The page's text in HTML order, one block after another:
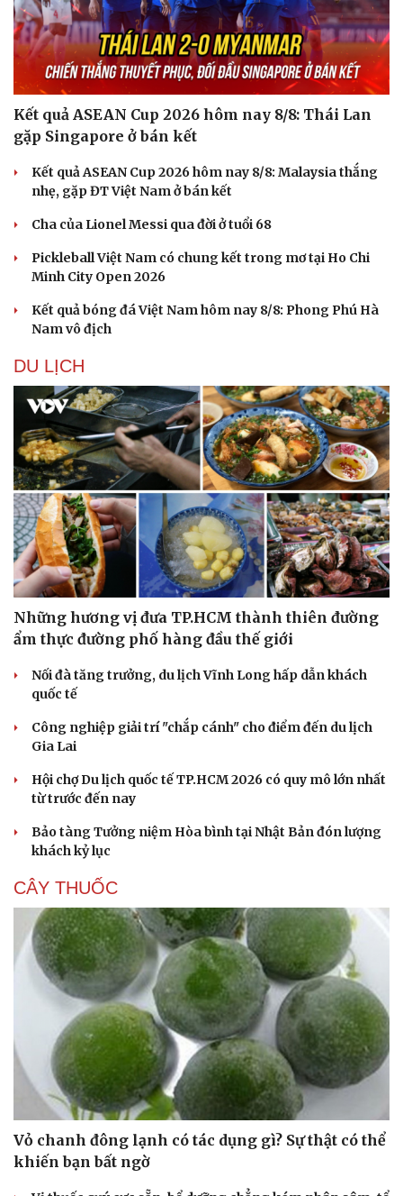
Du lịch
Tư vấn
Săn Tour
check-in
Podcast
Câu chuyện thời sự
Đọc truyện đêm khuya
Cửa sổ tình yêu
Kể chuyện cho bé
Hạt giống tâm hồn
Kết quả ASEAN Cup 2026 hôm nay 8/8: Thái Lan
gặp Singapore ở bán kết
Kết quả ASEAN Cup 2026 hôm nay 8/8: Malaysia thắng
nhẹ, gặp ĐT Việt Nam ở bán kết
Cha của Lionel Messi qua đời ở tuổi 68
Pickleball Việt Nam có chung kết trong mơ tại Ho Chi
Minh City Open 2026
Kết quả bóng đá Việt Nam hôm nay 8/8: Phong Phú Hà
Nam vô địch
DU LỊCH
Những hương vị đưa TP.HCM thành thiên đường
ẩm thực đường phố hàng đầu thế giới
Nối đà tăng trưởng, du lịch Vĩnh Long hấp dẫn khách
quốc tế
Công nghiệp giải trí "chắp cánh" cho điểm đến du lịch
Gia Lai
Hội chợ Du lịch quốc tế TP.HCM 2026 có quy mô lớn nhất
từ trước đến nay
Bảo tàng Tưởng niệm Hòa bình tại Nhật Bản đón lượng
khách kỷ lục
CÂY THUỐC
Vỏ chanh đông lạnh có tác dụng gì? Sự thật có thể
khiến bạn bất ngờ